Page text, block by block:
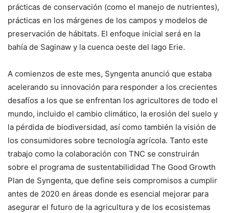
prácticas de conservación (como el manejo de nutrientes),
prácticas en los márgenes de los campos y modelos de
preservación de hábitats. El enfoque inicial será en la
bahía de Saginaw y la cuenca oeste del lago Erie.
A comienzos de este mes, Syngenta anunció que estaba
acelerando su innovación para responder a los crecientes
desafíos a los que se enfrentan los agricultores de todo el
mundo, incluido el cambio climático, la erosión del suelo y
la pérdida de biodiversidad, así como también la visión de
los consumidores sobre tecnología agrícola. Tanto este
trabajo como la colaboración con TNC se construirán
sobre el programa de sustentabilididad The Good Growth
Plan de Syngenta, que define seis compromisos a cumplir
antes de 2020 en áreas donde es esencial mejorar para
asegurar el futuro de la agricultura y de los ecosistemas